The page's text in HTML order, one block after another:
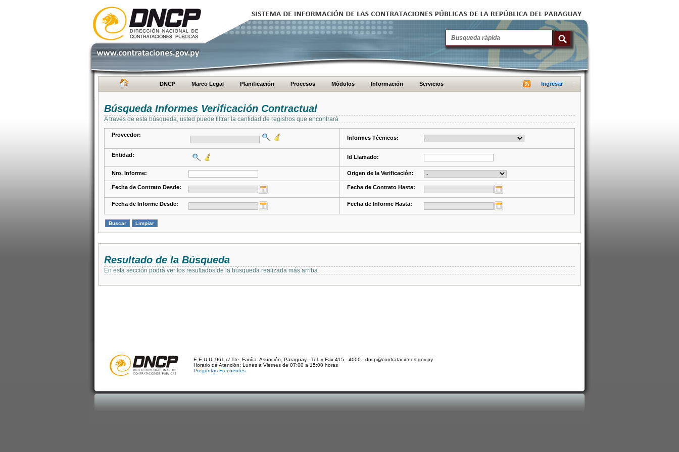
DNCP Marco Legal Planificación Procesos Módulos Información Servicios Ingresar
Búsqueda Informes Verificación Contractual
A través de esta búsqueda, usted puede filtrar la cantidad de registros que encontrará
Proveedor: Informes Técnicos:
Entidad: Id Llamado:
Nro. Informe: Origen de la Verificación:
Fecha de Contrato Desde: Fecha de Contrato Hasta:
Fecha de Informe Desde: Fecha de Informe Hasta:
Resultado de la Búsqueda
En esta sección podrá ver los resultados de la búsqueda realizada más arriba
E.E.U.U. 961 c/ Tte. Fariña. Asunción, Paraguay - Tel. y Fax 415 - 4000 - dncp@contrataciones.gov.py
Horario de Atención: Lunes a Viernes de 07:00 a 15:00 horas
Preguntas Frecuentes